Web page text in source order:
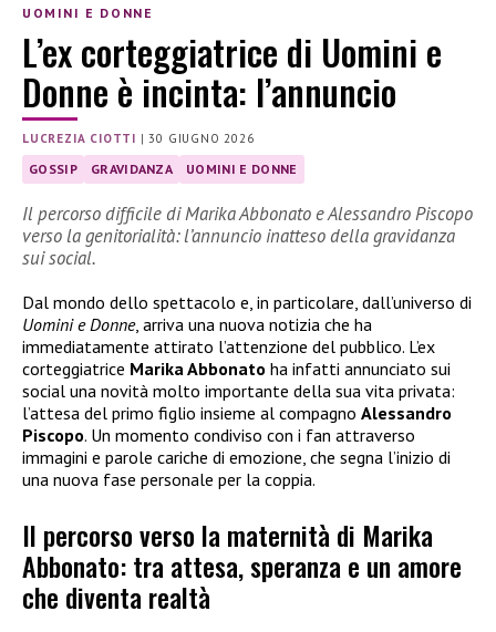
UOMINI E DONNE
L’ex corteggiatrice di Uomini e
Donne è incinta: l’annuncio
LUCREZIA CIOTTI |30 GIUGNO 2026
GOSSIP GRAVIDANZA UOMINI E DONNE
Il percorso difficile di Marika Abbonato e Alessandro Piscopo
verso la genitorialità: l’annuncio inatteso della gravidanza
sui social.
Dal mondo dello spettacolo e, in particolare, dall’universo di
Uomini e Donne, arriva una nuova notizia che ha
immediatamente attirato l’attenzione del pubblico. L’ex
corteggiatrice Marika Abbonato ha infatti annunciato sui
social una novità molto importante della sua vita privata:
l’attesa del primo figlio insieme al compagno Alessandro
Piscopo. Un momento condiviso con i fan attraverso
immagini e parole cariche di emozione, che segna l’inizio di
una nuova fase personale per la coppia.
Il percorso verso la maternità di Marika
Abbonato: tra attesa, speranza e un amore
che diventa realtà